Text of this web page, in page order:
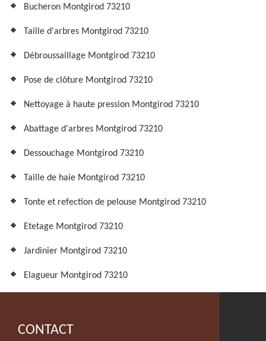
Bucheron Montgirod 73210
Taille d'arbres Montgirod 73210
Débroussaillage Montgirod 73210
Pose de clôture Montgirod 73210
Nettoyage à haute pression Montgirod 73210
Abattage d'arbres Montgirod 73210
Dessouchage Montgirod 73210
Taille de haie Montgirod 73210
Tonte et refection de pelouse Montgirod 73210
Etetage Montgirod 73210
Jardinier Montgirod 73210
Elagueur Montgirod 73210
CONTACT